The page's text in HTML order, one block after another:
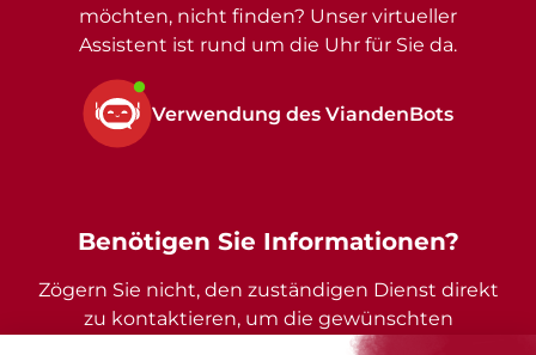
möchten, nicht finden? Unser virtueller
Assistent ist rund um die Uhr für Sie da.
Verwendung des ViandenBots
Benötigen Sie Informationen?
Zögern Sie nicht, den zuständigen Dienst direkt
zu kontaktieren, um die gewünschten
Auskünfte zu erhalten.